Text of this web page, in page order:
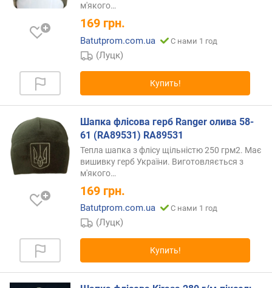
м'якого…
169 грн.
Batutprom.com.ua С нами 1 год
(Луцк)
Купить!
Шапка флісова герб Ranger олива 58-
61 (RA89531) RA89531
Тепла шапка з флісу щільністю 250 грм2. Має
вишивку герб України. Виготовляється з
м'якого…
169 грн.
Batutprom.com.ua С нами 1 год
(Луцк)
Купить!